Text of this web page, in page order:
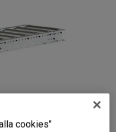
cookies"